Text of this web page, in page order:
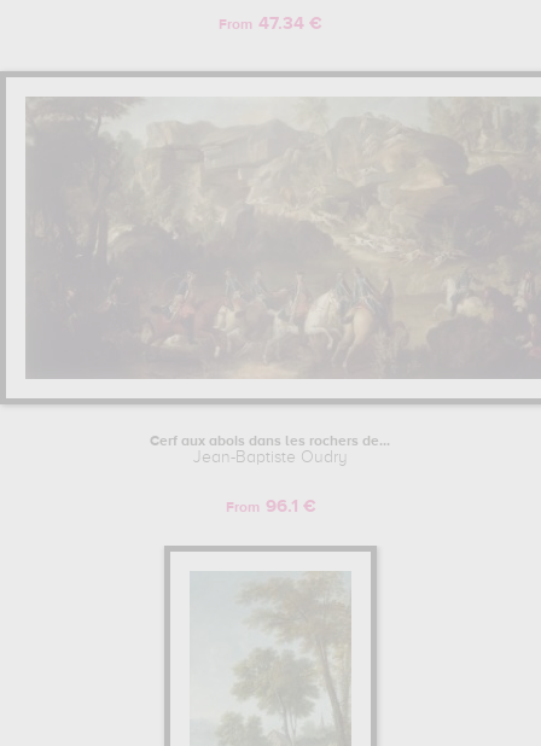
From 47.34 €
Cerf aux abois dans les rochers de...
Jean-Baptiste Oudry
From 96.1 €